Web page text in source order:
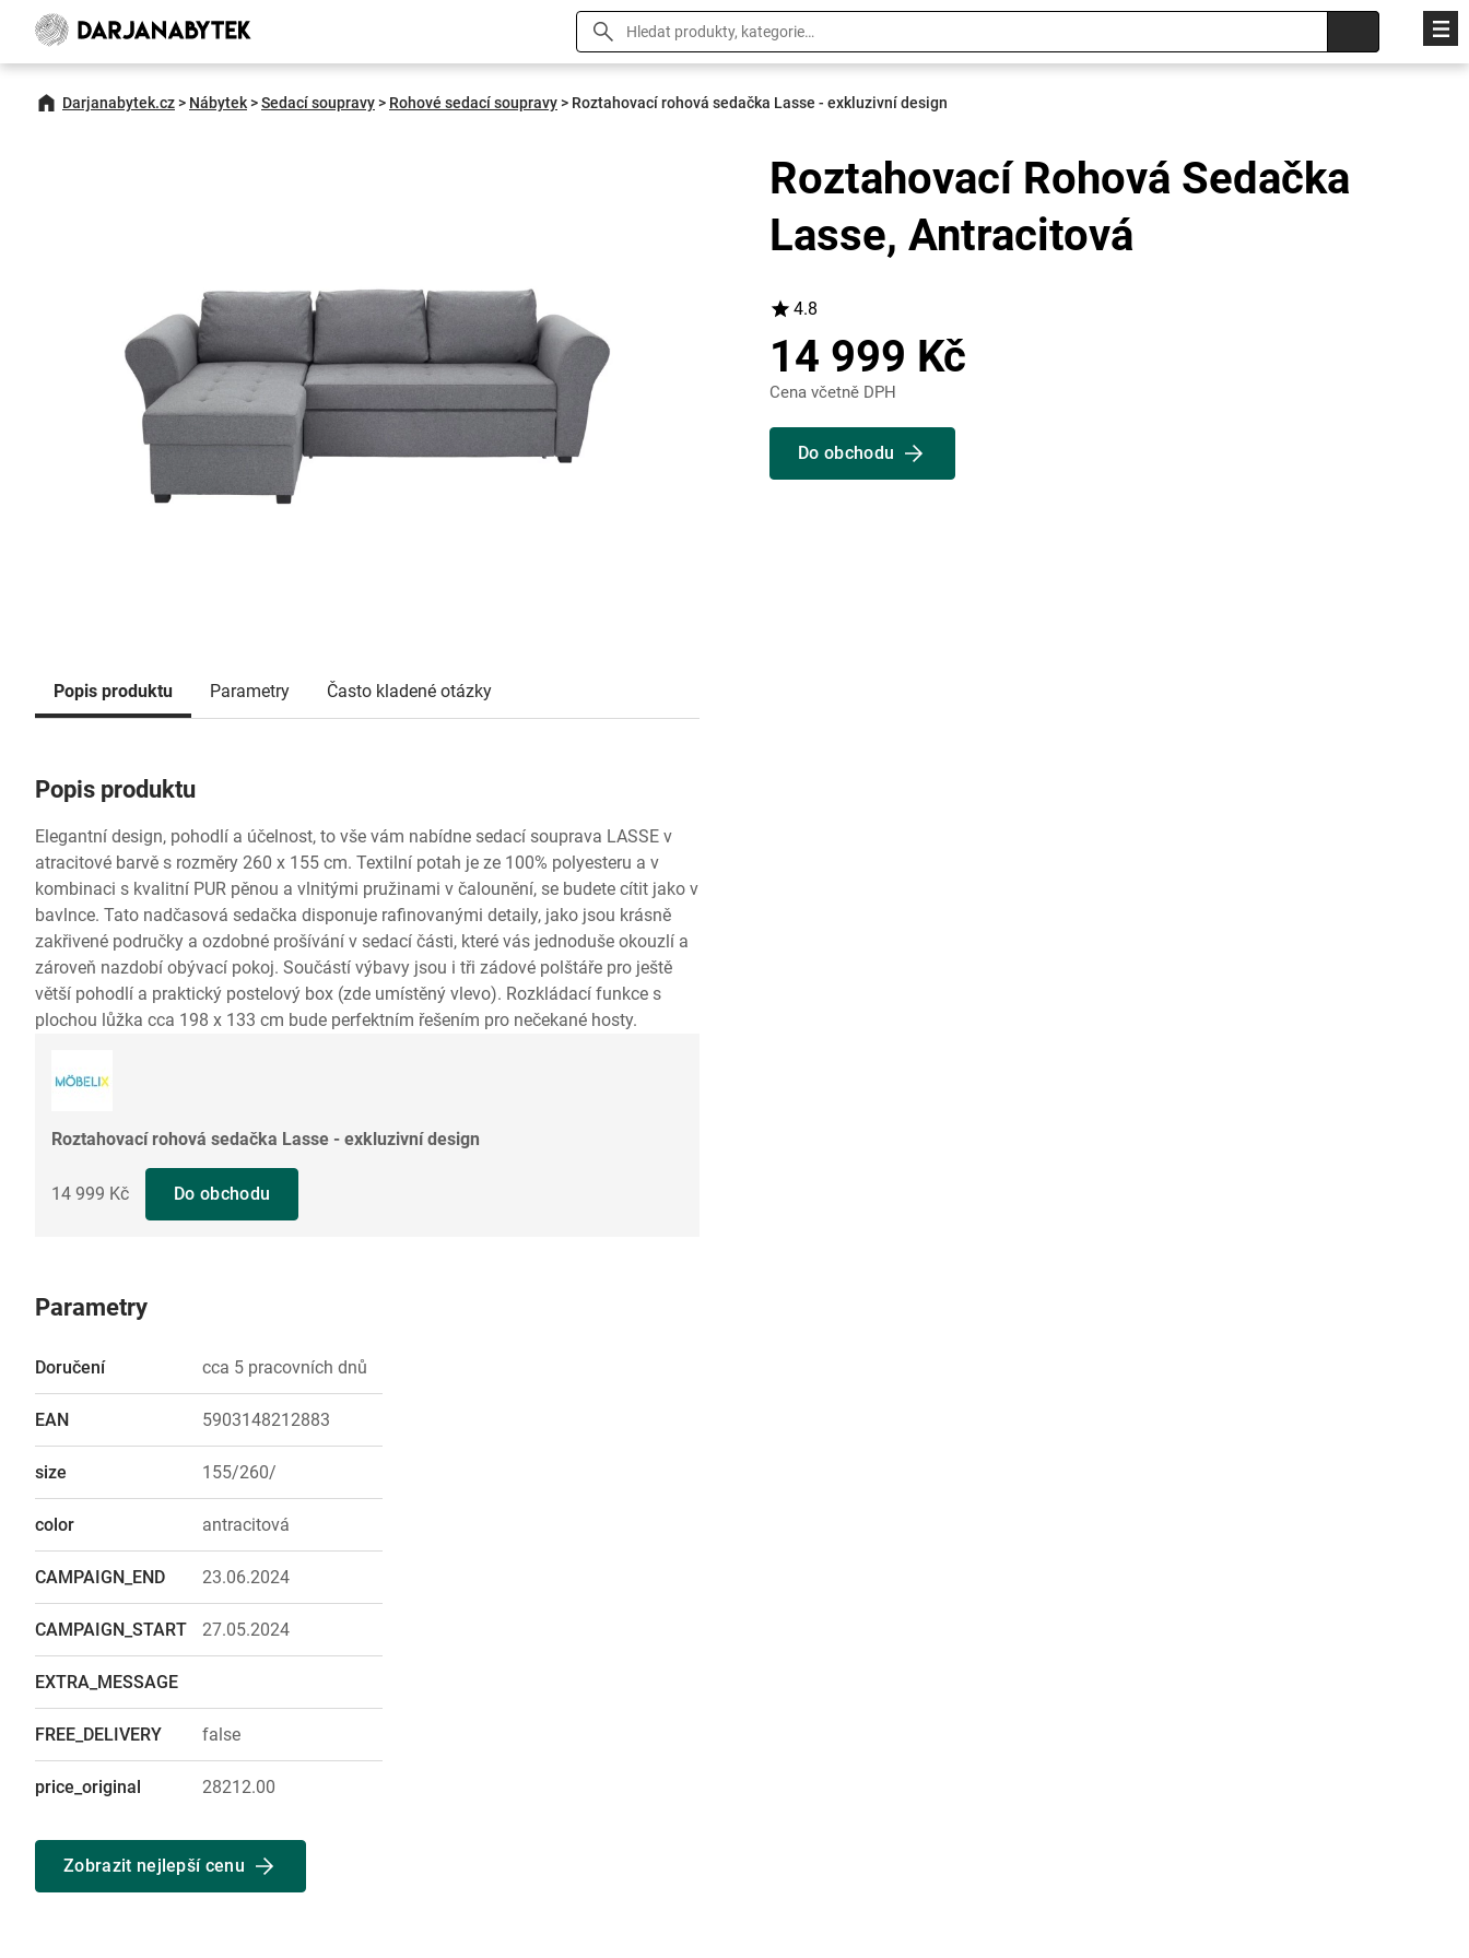
Darjanabytek.cz> Nábytek>Sedací soupravy> Rohové sedací soupravy> Roztahovací rohová sedačka Lasse - exkluzivní design
Popis produktu Parametry Často kladené otázky
Popis produktu
Elegantní design, pohodlí a účelnost, to vše vám nabídne sedací souprava LASSE v
atracitové barvě s rozměry 260 x 155 cm. Textilní potah je ze 100% polyesteru a v
kombinaci s kvalitní PUR pěnou a vlnitými pružinami v čalounění, se budete cítit jako v
bavlnce. Tato nadčasová sedačka disponuje rafinovanými detaily, jako jsou krásně
zakřivené područky a ozdobné prošívání v sedací části, které vás jednoduše okouzlí a
zároveň nazdobí obývací pokoj. Součástí výbavy jsou i tři zádové polštáře pro ještě
větší pohodlí a praktický postelový box (zde umístěný vlevo). Rozkládací funkce s
plochou lůžka cca 198 x 133 cm bude perfektním řešením pro nečekané hosty.
Roztahovací rohová sedačka Lasse - exkluzivní design
14 999 Kč Do obchodu
Parametry
Doručení cca 5 pracovních dnů
EAN 5903148212883
size 155/260/
color antracitová
CAMPAIGN_END 23.06.2024
CAMPAIGN_START 27.05.2024
EXTRA_MESSAGE
FREE_DELIVERY false
price_original 28212.00
Zobrazit nejlepší cenu
Roztahovací Rohová Sedačka
Lasse, Antracitová
4.8
14 999 Kč
Cena včetně DPH
Do obchodu